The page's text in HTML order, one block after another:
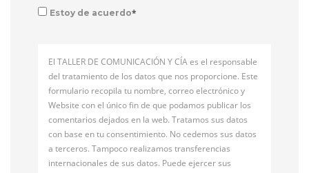
Estoy de acuerdo*
El TALLER DE COMUNICACIÓN Y CÍA es el responsable
del tratamiento de los datos que nos proporcione. Este
formulario recopila tu nombre, correo electrónico y
Website con el único fin de que podamos publicar los
comentarios dejados en la web. Tratamos sus datos
con base en tu consentimiento. No cedemos sus datos
a terceros. Tampoco realizamos transferencias
internacionales de sus datos. Puede ejercer sus